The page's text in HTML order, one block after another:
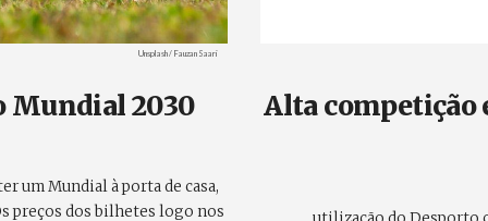
Créditos
Unsplash / Fauzan Saari
Mundial 2030
um Mundial à porta de casa,
preços dos bilhetes logo nos
Alta competição